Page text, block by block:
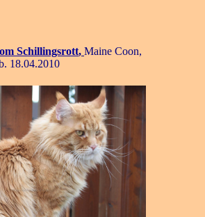
Schillingsrott, Maine Coon,
18.04.2010